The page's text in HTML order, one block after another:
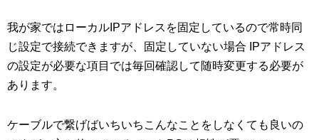
我が家ではローカルIPアドレスを固定しているので常時同
じ設定で接続できますが、固定していない場合 IPアドレス
の設定が必要な項目では毎回確認して随時変更する必要が
あります。
ケーブルで繋げばいちいちこんなことをしなくても良いの